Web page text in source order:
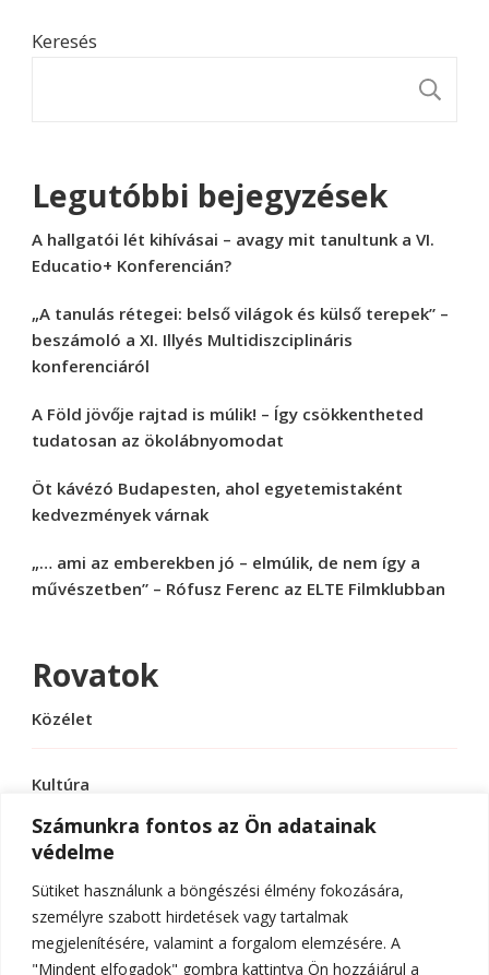
Számunkra fontos az Ön adatainak
védelme
Sütiket használunk a böngészési élmény fokozására,
személyre szabott hirdetések vagy tartalmak
megjelenítésére, valamint a forgalom elemzésére. A
"Mindent elfogadok" gombra kattintva Ön hozzájárul a
Keresés
Legutóbbi bejegyzések
A hallgatói lét kihívásai – avagy mit tanultunk a VI.
Educatio+ Konferencián?
„A tanulás rétegei: belső világok és külső terepek” –
beszámoló a XI. Illyés Multidiszciplináris
konferenciáról
A Föld jövője rajtad is múlik! – Így csökkentheted
tudatosan az ökolábnyomodat
Öt kávézó Budapesten, ahol egyetemistaként
kedvezmények várnak
„… ami az emberekben jó – elmúlik, de nem így a
művészetben” – Rófusz Ferenc az ELTE Filmklubban
Rovatok
Közélet
Kultúra
Sport
Tudomány